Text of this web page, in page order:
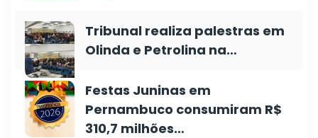
Tribunal realiza palestras em
Olinda e Petrolina na…
Festas Juninas em
Pernambuco consumiram R$
310,7 milhões…